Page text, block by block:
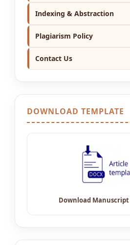
Indexing & Abstraction
Plagiarism Policy
Contact Us
DOWNLOAD TEMPLATE